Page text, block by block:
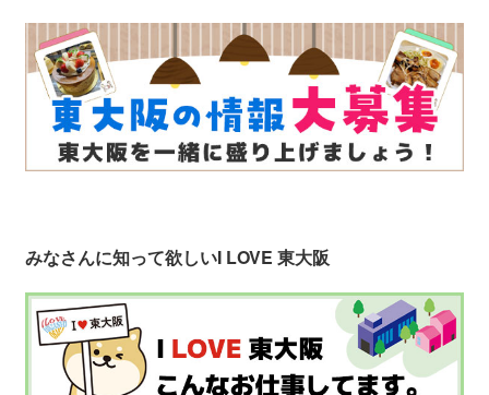
みなさんに知って欲しいI LOVE 東大阪